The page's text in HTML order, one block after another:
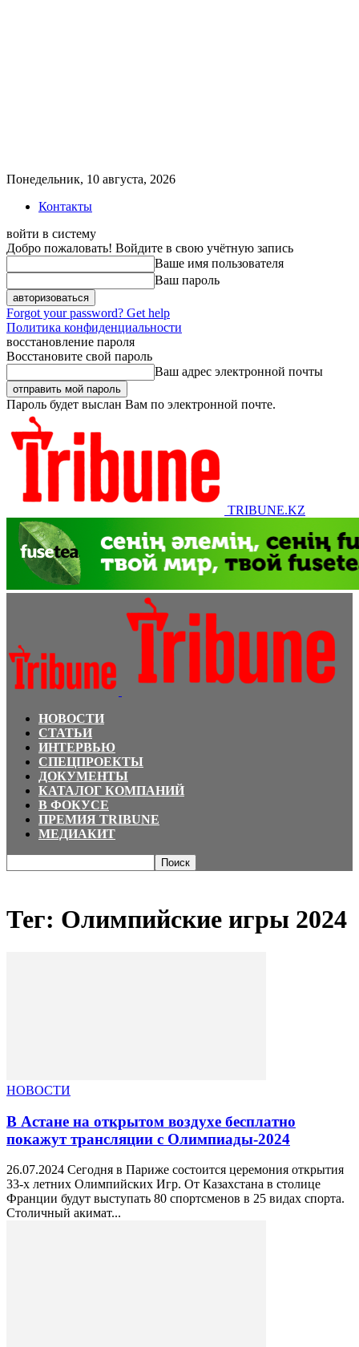
Понедельник, 10 августа, 2026
Контакты
войти в систему
Добро пожаловать! Войдите в свою учётную запись
Ваше имя пользователя
Ваш пароль
Forgot your password? Get help
Политика конфиденциальности
восстановление пароля
Восстановите свой пароль
Ваш адрес электронной почты
Пароль будет выслан Вам по электронной почте.
TRIBUNE.KZ
НОВОСТИ
СТАТЬИ
ИНТЕРВЬЮ
СПЕЦПРОЕКТЫ
ДОКУМЕНТЫ
КАТАЛОГ КОМПАНИЙ
В ФОКУСЕ
ПРЕМИЯ TRIBUNE
МЕДИАКИТ
Тег: Олимпийские игры 2024
НОВОСТИ
В Астане на открытом воздухе бесплатно
покажут трансляции с Олимпиады-2024
26.07.2024 Сегодня в Париже состоится церемония открытия
33-х летних Олимпийских Игр. От Казахстана в столице
Франции будут выступать 80 спортсменов в 25 видах спорта.
Столичный акимат...